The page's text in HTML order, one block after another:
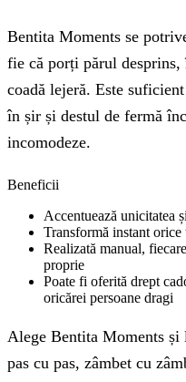
Bentita Moments se
fie că porți părul
coadă lejeră. Este
în șir și destul de fermă
incomodeze.
Beneficii
Accentuează unicitatea
Transformă instant
Realizată manual,
proprie
Poate fi oferită drept
oricărei persoane dragi
Alege Bentita Moments și
pas cu pas, zâmbet cu